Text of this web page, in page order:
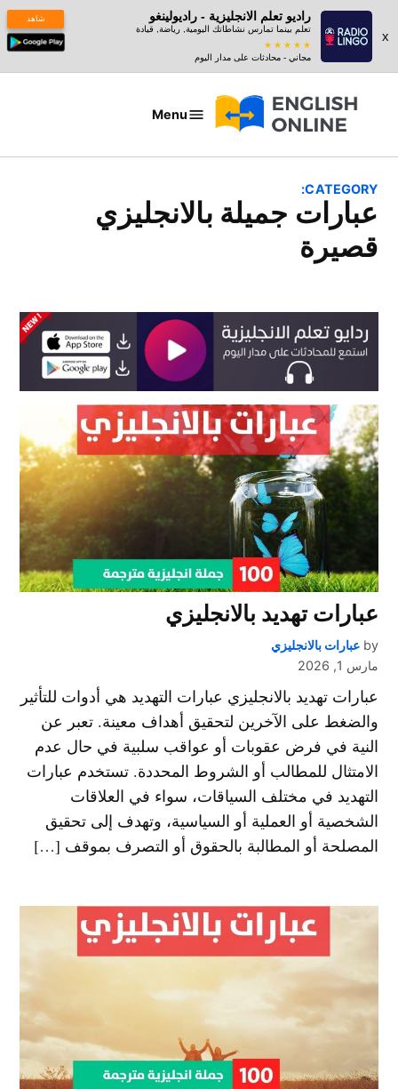
x
راديو تعلم الانجليزية - راديولينغو
تعلم بينما تمارس نشاطاتك اليومية, رياضة, قيادة
مجاني - محادثات على مدار اليوم
شاهد
عبارات
Menu
CATEGORY:
عبارات جميلة بالانجليزي
قصيرة
عبارات تهديد بالانجليزي
by عبارات بالانجليزي
مارس 1, 2026
عبارات تهديد بالانجليزي عبارات التهديد هي أدوات للتأثير
والضغط على الآخرين لتحقيق أهداف معينة. تعبر عن
النية في فرض عقوبات أو عواقب سلبية في حال عدم
الامتثال للمطالب أو الشروط المحددة. تستخدم عبارات
التهديد في مختلف السياقات، سواء في العلاقات
الشخصية أو العملية أو السياسية، وتهدف إلى تحقيق
المصلحة أو المطالبة بالحقوق أو التصرف بموقف […]